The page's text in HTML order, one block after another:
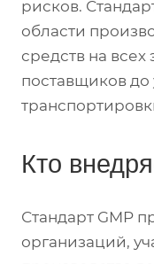
рисков.
области
средств на всех
поставщиков до
Кто
Стандарт GMP
организаций,